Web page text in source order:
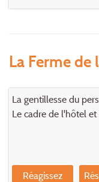
La Ferme
La gentillesse du
Le cadre de l'hôtel
Réagissez